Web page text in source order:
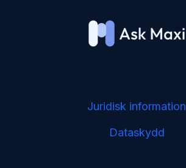
Juridisk information
Dataskydd